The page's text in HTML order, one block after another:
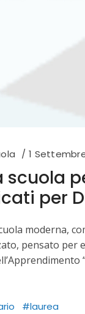
1
la
per
moderna,
pensato per
#laurea